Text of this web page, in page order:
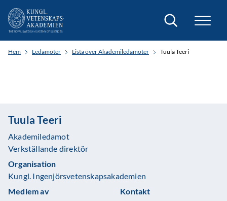
Sök
Hem Ledamöter Lista över Akademiledamöter Tuula Teeri
Tuula Teeri
Akademiledamot
Verkställande direktör
Organisation
Kungl. Ingenjörsvetenskapsakademien
Medlem av
Kontakt